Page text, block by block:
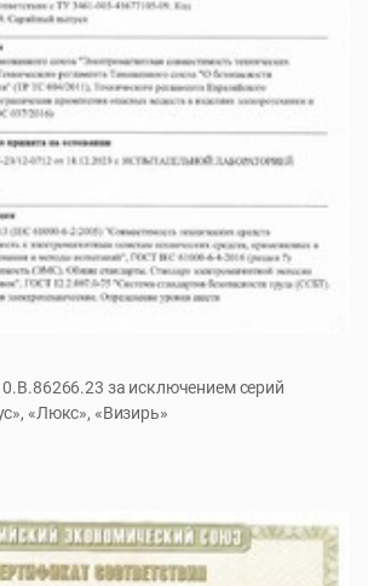
за исключением серий
«Люкс», «Визирь»